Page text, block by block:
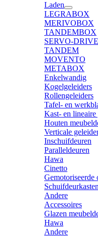
Laden
LEGRABOX
MERIVOBOX
TANDEMBOX
SERVO-DRIVE
TANDEM
MOVENTO
METABOX
Enkelwandig
Kogelgeleiders
Rollengeleiders
Tafel- en
Kast- en
Houten
Verticale
Inschuifdeuren
Paralleldeuren
Hawa
Cinetto
Gemotoriseerde
Andere
Accessoires
Glazen
Hawa
Andere